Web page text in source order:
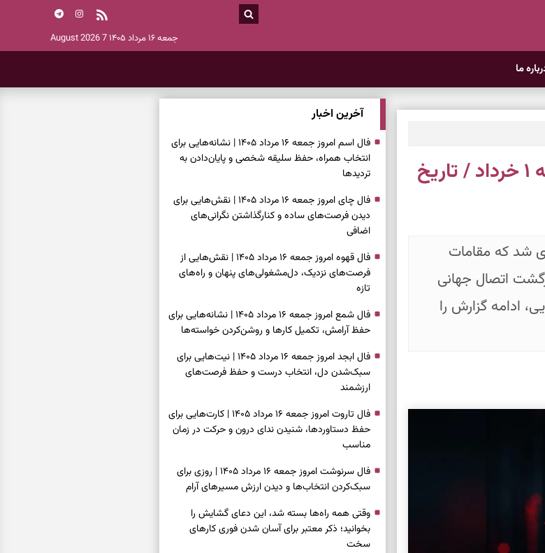
جمعه ۱۶ مرداد ۱۴۰۵ 7 August 2026
ما
آخرین وضعیت اینترنت بین‌الملل امروز جمعه ۱ خرداد / تاریخ
شد که مقامات
اتصال جهانی
ادامه گزارش را
آخرین اخبار
فال اسم امروز جمعه ۱۶ مرداد ۱۴۰۵ | نشانه‌هایی برای
انتخاب همراه، حفظ سلیقه شخصی و پایان‌دادن به
تردیدها
فال چای امروز جمعه ۱۶ مرداد ۱۴۰۵ | نقش‌هایی برای
دیدن فرصت‌های ساده و کنارگذاشتن نگرانی‌های
اضافی
فال قهوه امروز جمعه ۱۶ مرداد ۱۴۰۵ | نقش‌هایی از
فرصت‌های نزدیک، دل‌مشغولی‌های پنهان و راه‌های
تازه
فال شمع امروز جمعه ۱۶ مرداد ۱۴۰۵ | نشانه‌هایی برای
حفظ آرامش، تکمیل کارها و روشن‌کردن خواسته‌ها
فال ابجد امروز جمعه ۱۶ مرداد ۱۴۰۵ | نیت‌هایی برای
سبک‌شدن دل، انتخاب درست و حفظ فرصت‌های
ارزشمند
فال تاروت امروز جمعه ۱۶ مرداد ۱۴۰۵ | کارت‌هایی برای
حفظ دستاوردها، شنیدن ندای درون و حرکت در زمان
مناسب
فال سرنوشت امروز جمعه ۱۶ مرداد ۱۴۰۵ | روزی برای
سبک‌کردن انتخاب‌ها و دیدن ارزش مسیرهای آرام
وقتی همه راه‌ها بسته شد، این دعای گشایش را
بخوانید؛ ذکر معتبر برای آسان شدن فوری کارهای
سخت